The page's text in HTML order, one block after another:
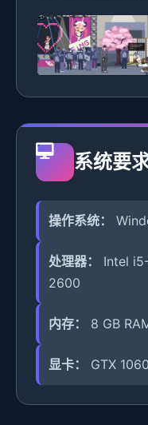
系统要
操作系统：
处理器：
Intel
2600
内存： 8 GB
显卡： GTX